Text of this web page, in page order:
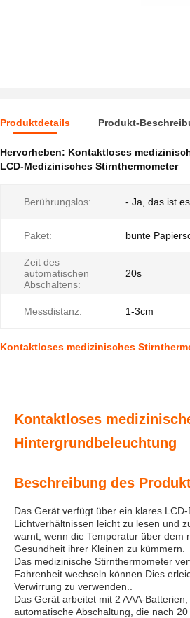
Produktdetails Produkt-
Hervorheben: Kontaktloses
LCD-Medizinisches Stirnthermometer
Berührungslos: - Ja, das ist es.
Paket: bunte
Zeit des
automatischen
Abschaltens:
20s
Messdistanz: 1-3cm
Kontaktloses medizinisches
Kontaktloses
Hintergrundbeleuchtung
Beschreibung des
Das Gerät verfügt über ein klares
Lichtverhältnissen leicht zu lesen und
warnt, wenn die Temperatur über dem
Gesundheit ihrer Kleinen zu kümmern.
Das medizinische Stirnthermometer
Fahrenheit wechseln können.Dies
Verwirrung zu verwenden..
Das Gerät arbeitet mit 2 AAA-
automatische Abschaltung, die nach